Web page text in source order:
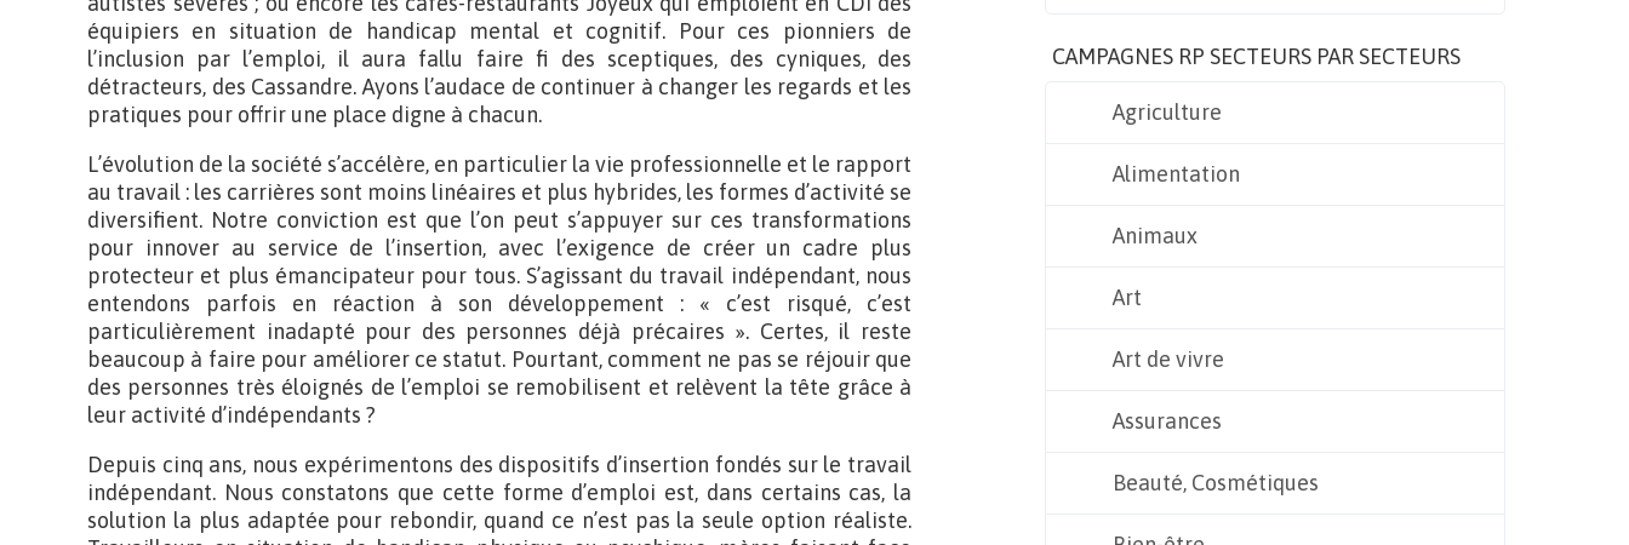
équipiers en situation de handicap mental et cognitif. Pour ces pionniers de
l’inclusion par l’emploi, il aura fallu faire fi des sceptiques, des cyniques, des
détracteurs, des Cassandre. Ayons l’audace de continuer à changer les regards et les
pratiques pour offrir une place digne à chacun.
L’évolution de la société s’accélère, en particulier la vie professionnelle et le rapport
au travail : les carrières sont moins linéaires et plus hybrides, les formes d’activité se
diversifient. Notre conviction est que l’on peut s’appuyer sur ces transformations
pour innover au service de l’insertion, avec l’exigence de créer un cadre plus
protecteur et plus émancipateur pour tous. S’agissant du travail indépendant, nous
entendons parfois en réaction à son développement : « c’est risqué, c’est
particulièrement inadapté pour des personnes déjà précaires ». Certes, il reste
beaucoup à faire pour améliorer ce statut. Pourtant, comment ne pas se réjouir que
des personnes très éloignés de l’emploi se remobilisent et relèvent la tête grâce à
leur activité d’indépendants ?
Depuis cinq ans, nous expérimentons des dispositifs d’insertion fondés sur le travail
indépendant. Nous constatons que cette forme d’emploi est, dans certains cas, la
solution la plus adaptée pour rebondir, quand ce n’est pas la seule option réaliste.
CAMPAGNES RP SECTEURS PAR SECTEURS
Agriculture
Alimentation
Animaux
Art
Art de vivre
Assurances
Beauté, Cosmétiques